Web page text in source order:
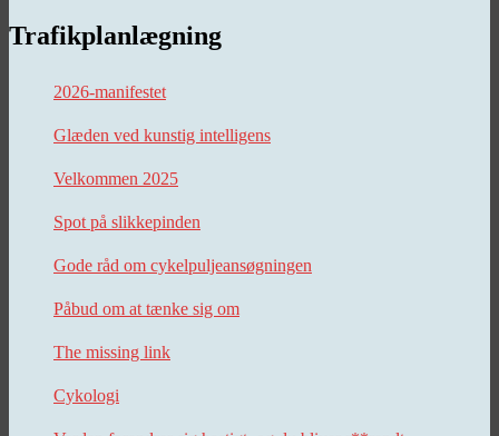
Trafikplanlægning
2026-manifestet
Glæden ved kunstig intelligens
Velkommen 2025
Spot på slikkepinden
Gode råd om cykelpuljeansøgningen
Påbud om at tænke sig om
The missing link
Cykologi